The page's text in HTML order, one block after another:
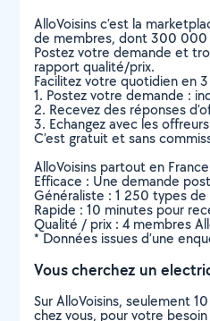
AlloVoisins c’est la
de membres, dont 300 000
Postez votre demande et
rapport qualité/prix.
Facilitez votre quotidien en
1. Postez votre demande :
2. Recevez des réponses
3. Echangez avec les
C’est gratuit et sans
AlloVoisins partout en
Efficace : Une demande
Généraliste : 1 250 types
Rapide : 10 minutes pour
Qualité / prix : 4 membres
* Données issues d’une
Vous cherchez un
Sur AlloVoisins, seulement
chez vous, pour votre